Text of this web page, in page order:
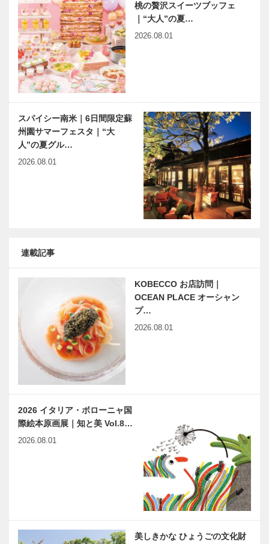
桃の贅沢スイーツブッフェ
｜“大人”の夏…
2026.08.01
スパイシー南米｜6日間限定蘇
州園サマーフェスタ｜“大
人”の夏グル…
2026.08.01
連載記事
KOBECCO お店訪問｜
OCEAN PLACE オーシャン
プ…
2026.08.01
2026 イタリア・ボローニャ国
際絵本原画展｜知と美 Vol.8…
2026.08.01
美しきかな ひょうごの文化財